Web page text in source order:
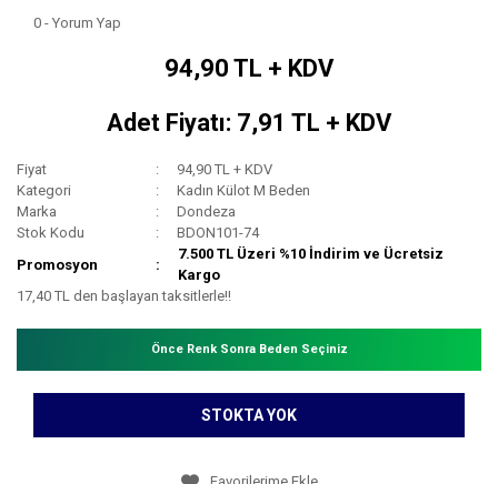
0 - Yorum Yap
94,90 TL + KDV
Adet Fiyatı: 7,91 TL + KDV
Fiyat
94,90 TL + KDV
Kategori
Kadın Külot M Beden
Marka
Dondeza
Stok Kodu
BDON101-74
Promosyon
7.500 TL Üzeri %10 İndirim ve Ücretsiz
Kargo
17,40 TL den başlayan taksitlerle!!
Önce Renk Sonra Beden Seçiniz
STOKTA YOK